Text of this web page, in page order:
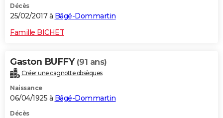
Décès
25/02/2017 à Bâgé-Dommartin
Famille BICHET
Gaston BUFFY (91 ans)
Créer une cagnotte obsèques
Naissance
06/04/1925 à Bâgé-Dommartin
Décès